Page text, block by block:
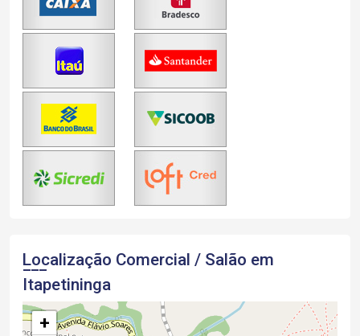
Localização Comercial / Salão em
Itapetininga
+